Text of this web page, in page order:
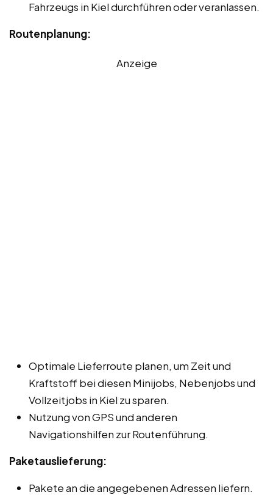
Fahrzeugs in Kiel durchführen oder veranlassen.
Routenplanung:
Anzeige
Optimale Lieferroute planen, um Zeit und
Kraftstoff bei diesen Minijobs, Nebenjobs und
Vollzeitjobs in Kiel zu sparen.
Nutzung von GPS und anderen
Navigationshilfen zur Routenführung.
Paketauslieferung:
Pakete an die angegebenen Adressen liefern.